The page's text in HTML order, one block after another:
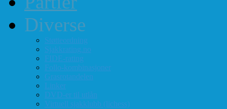
Diverse
Støtteordning
Sjakkrating.no
FIDE-rating
Follo-kombinasjoner
Grasrotandelen
Linker
DVD-er til utlån
Virtuell sjakklubb (lichess)